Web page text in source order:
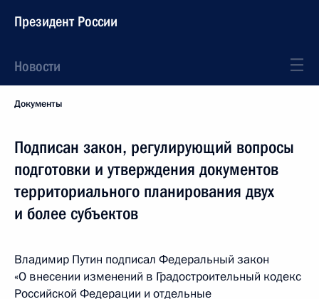
Президент России
Новости
Документы
Подписан закон, регулирующий вопросы
подготовки и утверждения документов
территориального планирования двух
и более субъектов
Владимир Путин подписал Федеральный закон
«О внесении изменений в Градостроительный кодекс
Российской Федерации и отдельные